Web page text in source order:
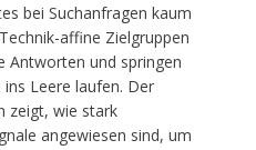
bei Suchanfragen kaum
affine Zielgruppen
Antworten und springen
Leere laufen. Der
zeigt, wie stark
angewiesen sind, um